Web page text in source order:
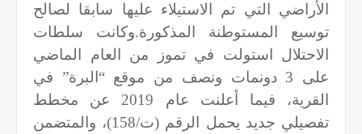
الأراضي التي تم الاستيلاء عليها سابقا لصالح
توسيع المستوطنة المذكورة.وكانت سلطات
الاحتلال استولت في تموز من العام الماضي
على 3 دونمات ونصف من موقع “البرة” في
القرية، فيما أعلنت عام 2019 عن مخطط
تفصيلي جديد يحمل الرقم (ت/158)، والمتضمن